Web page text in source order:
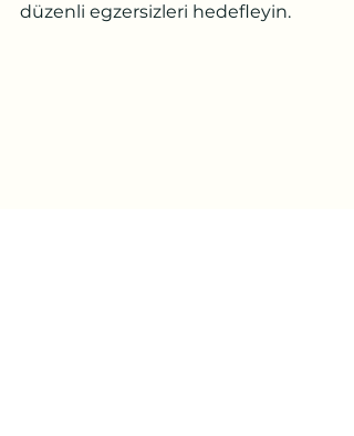
düzenli egzersizleri hedefleyin.